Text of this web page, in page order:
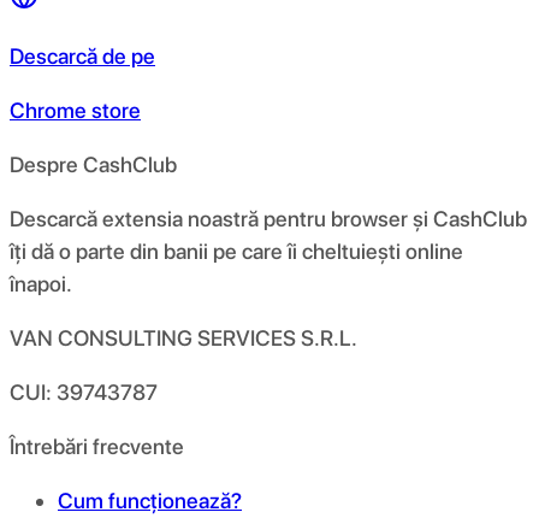
Descarcă de pe
Chrome store
Despre CashClub
Descarcă extensia noastră pentru browser și CashClub
îți dă o parte din banii pe care îi cheltuiești online
înapoi.
VAN CONSULTING SERVICES S.R.L.
CUI: 39743787
Întrebări frecvente
Cum funcționează?